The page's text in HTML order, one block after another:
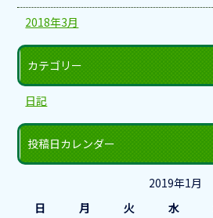
2018年3月
カテゴリー
日記
投稿日カレンダー
2019年1月
日
月 火 水